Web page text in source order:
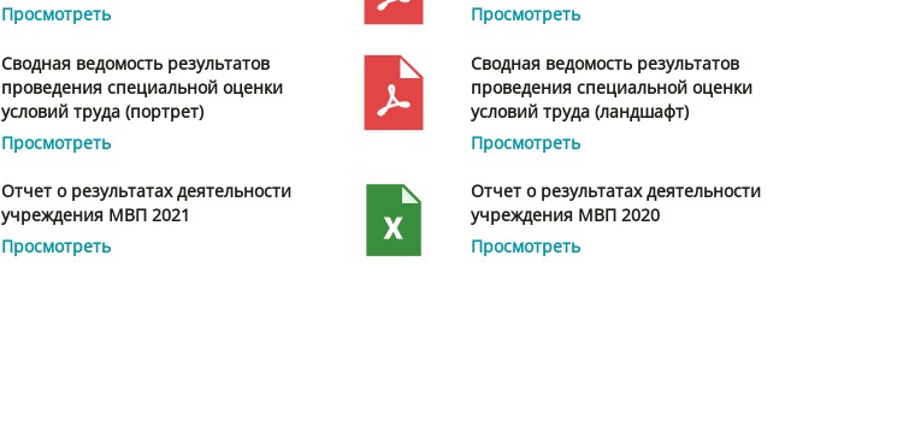
Просмотреть
Просмотреть
Сводная ведомость результатов
проведения специальной оценки
условий труда (портрет)
Просмотреть
Сводная ведомость результатов
проведения специальной оценки
условий труда (ландшафт)
Просмотреть
Отчет о результатах деятельности
учреждения МВП 2021
Просмотреть
Отчет о результатах деятельности
учреждения МВП 2020
Просмотреть